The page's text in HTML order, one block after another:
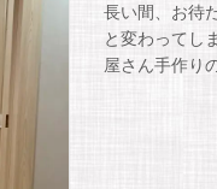
長い間、お待
と変わってし
屋さん手作り